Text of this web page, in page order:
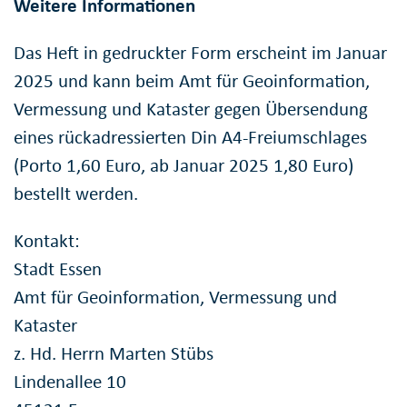
Weitere Informationen
Das Heft in gedruckter Form erscheint im Januar
2025 und kann beim Amt für Geoinformation,
Vermessung und Kataster gegen Übersendung
eines rückadressierten Din A4-Freiumschlages
(Porto 1,60 Euro, ab Januar 2025 1,80 Euro)
bestellt werden.
Kontakt:
Stadt Essen
Amt für Geoinformation, Vermessung und
Kataster
z. Hd. Herrn Marten Stübs
Lindenallee 10